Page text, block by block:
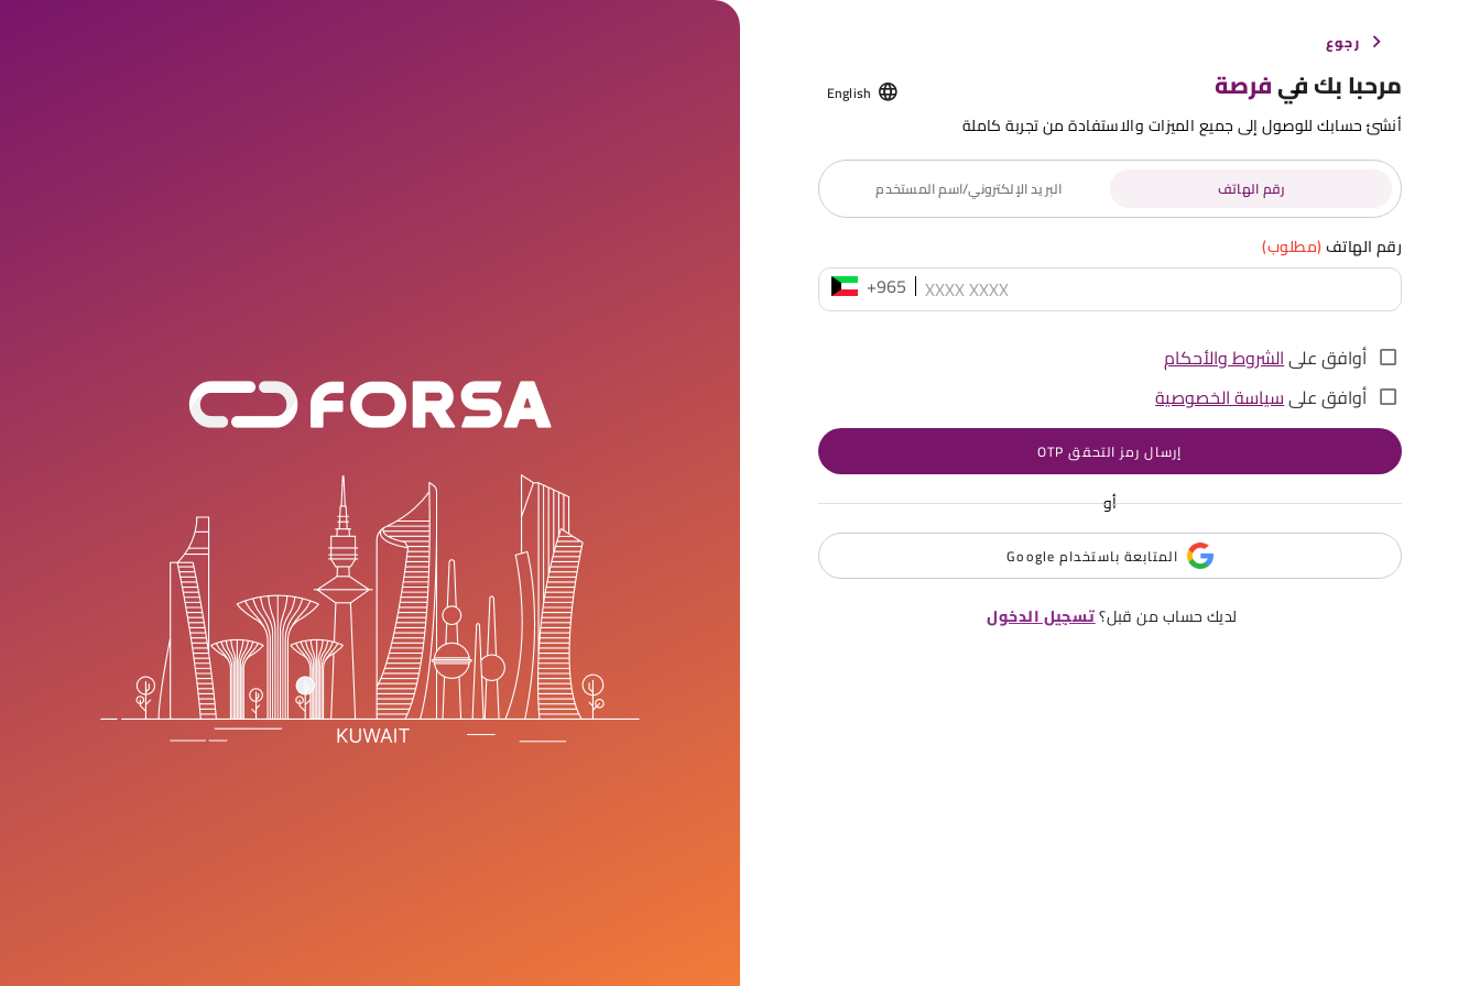
رجوع
مرحبا بك فيفرصة English
أنشئ حسابك للوصول إلى جميع الميزات والاستفادة من تجربة كاملة
رقم الهاتف البريد الإلكتروني/اسم المستخدم
رقم الهاتف(مطلوب)
+965
أوافق علىالشروط والأحكام
أوافق علىسياسة الخصوصية
إرسال رمز التحقق OTP
أو
المتابعة باستخدام Google
لديك حساب من قبل؟تسجيل الدخول